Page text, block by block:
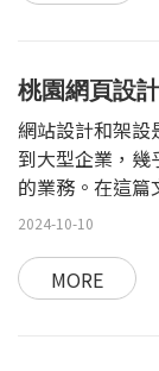
桃園網頁設
網站設計和架設
到大型企業，
的業務。在這篇
2024-10-10
MORE